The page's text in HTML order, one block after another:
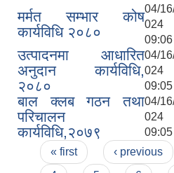
मर्मत सम्भार कोष
कार्यविधि २०८०
04/
09:06
उत्पादनमा आधारित
अनुदान कार्यविधि,
२०८०
04/
09:05
बाल क्लब गठन तथा
परिचालन
कार्यविधि,२०७९
04/
09:05
Pages
« first ‹ previous